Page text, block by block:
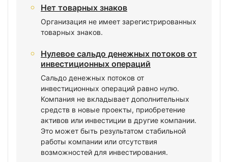
Нет товарных знаков
Организация не имеет зарегистрированных
товарных знаков.
Нулевое сальдо денежных потоков от
инвестиционных операций
Сальдо денежных потоков от
инвестиционных операций равно нулю.
Компания не вкладывает дополнительных
средств в новые проекты, приобретение
активов или инвестиции в другие компании.
Это может быть результатом стабильной
работы компании или отсутствия
возможностей для инвестирования.